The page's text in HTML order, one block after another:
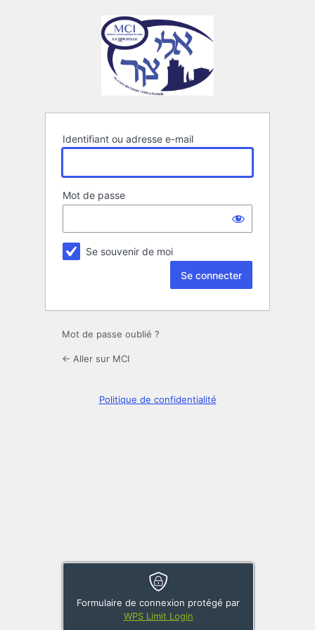
Identifiant ou adresse e-mail
Mot de passe
Formulaire de connexion protégé par
WPS Limit Login
Se souvenir de moi
Mot de passe oublié ?
← Aller sur MCI
Politique de confidentialité